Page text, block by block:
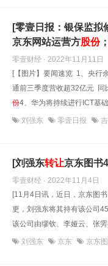
[零壹日报：银保监拟
京东网站运营方股份
零壹财经 · 2022年11月11日
[【图片】要闻速览 1、央行
通前三季度营收超32亿元 同
份4、华为将持续进行ICT基
刘强东 零壹日报
[刘强东转让京东图书
零壹财经 · 2022年11月4日
[11月4日讯，近日，京东图
更，刘强东将其持有该公司
该公司由缪钦、李娅云、张
刘强东 京东 京东